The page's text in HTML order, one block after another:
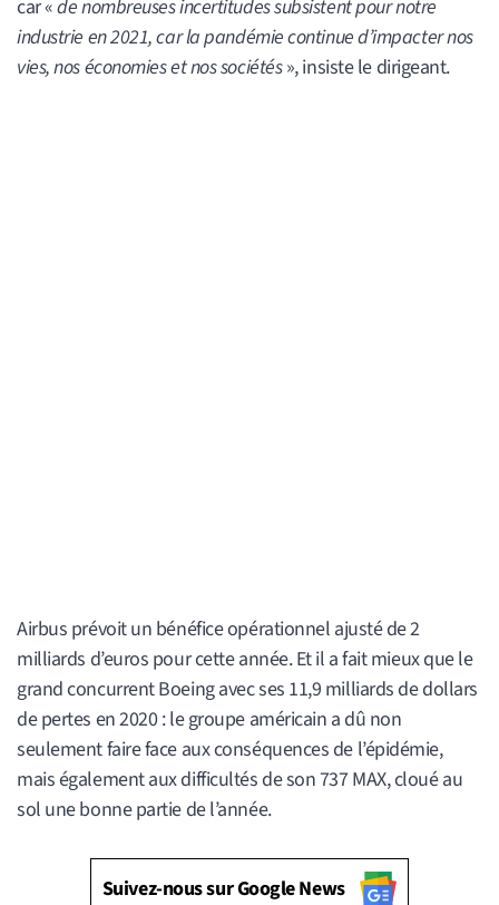
car «de nombreuses incertitudes subsistent pour notre
industrie en 2021, car la pandémie continue d’impacter nos
vies, nos économies et nos sociétés», insiste le dirigeant.
Airbus prévoit un bénéfice opérationnel ajusté de 2
milliards d’euros pour cette année. Et il a fait mieux que le
grand concurrent Boeing avec ses 11,9 milliards de dollars
de pertes en 2020 : le groupe américain a dû non
seulement faire face aux conséquences de l’épidémie,
mais également aux difficultés de son 737 MAX, cloué au
sol une bonne partie de l’année.
Suivez-nous sur Google News